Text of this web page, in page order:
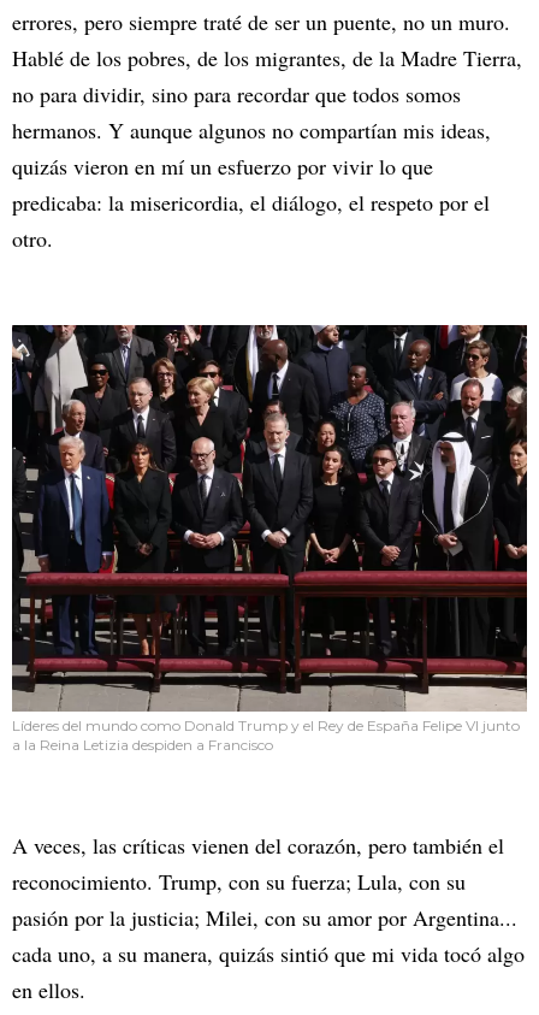
errores, pero siempre traté de ser un puente, no un muro.
Hablé de los pobres, de los migrantes, de la Madre Tierra,
no para dividir, sino para recordar que todos somos
hermanos. Y aunque algunos no compartían mis ideas,
quizás vieron en mí un esfuerzo por vivir lo que
predicaba: la misericordia, el diálogo, el respeto por el
otro.
Líderes del mundo como Donald Trump y el Rey de España Felipe VI junto
a la Reina Letizia despiden a Francisco
A veces, las críticas vienen del corazón, pero también el
reconocimiento. Trump, con su fuerza; Lula, con su
pasión por la justicia; Milei, con su amor por Argentina...
cada uno, a su manera, quizás sintió que mi vida tocó algo
en ellos.